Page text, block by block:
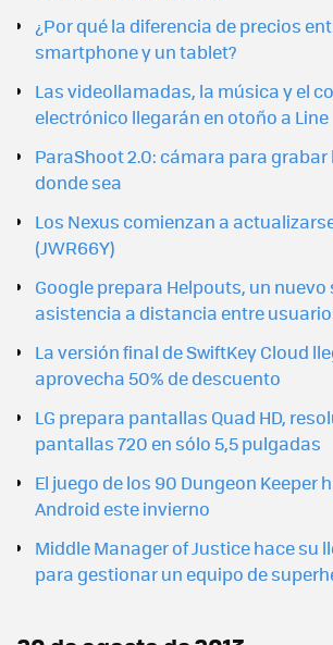
¿Por qué la diferencia de precios
smartphone y un tablet?
Las videollamadas, la música y el
electrónico llegarán en otoño a Line
ParaShoot 2.0: cámara para grabar
donde sea
Los Nexus comienzan a
(JWR66Y)
Google prepara Helpouts, un nuevo
asistencia a distancia entre
La versión final de SwiftKey Cloud
aprovecha 50% de descuento
LG prepara pantallas Quad HD,
pantallas 720 en sólo 5,5 pulgadas
El juego de los 90 Dungeon Keeper
Android este invierno
Middle Manager of Justice hace su
para gestionar un equipo de